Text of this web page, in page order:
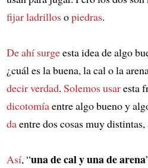
fijar ladrillosopiedras.
De ahí surgeesta idea de algo
¿cuál es la buena, la cal o la
decir verdad. Solemos usaresta
dicotomíaentre algo bueno y
daentre dos cosas muy distintas,
Así, “una de cal y una de arena